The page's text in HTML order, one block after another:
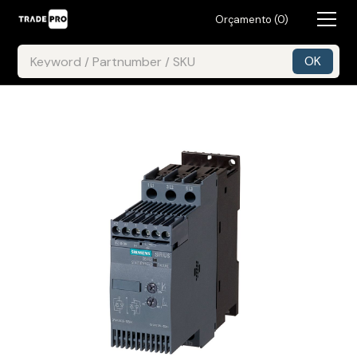
Orçamento (0)